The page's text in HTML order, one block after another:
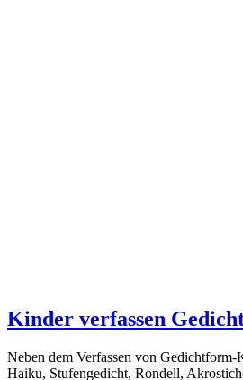
Kinder verfassen
Neben dem Verfassen von
Haiku, Stufengedicht, Rondell,